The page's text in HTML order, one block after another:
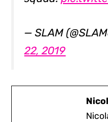
— SLAM
22, 2019